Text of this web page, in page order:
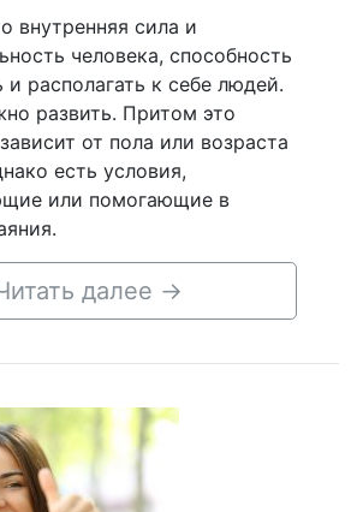
внутренняя сила и
человека, способность
и располагать к себе людей.
развить. Притом это
от пола или возраста
есть условия,
или помогающие в
далее →